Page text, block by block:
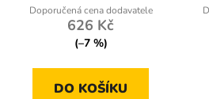
626 Kč
(–7 %)
DO KOŠÍKU